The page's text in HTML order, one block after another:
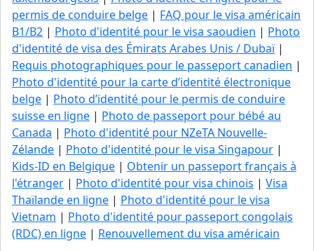
permis de conduire belge | FAQ pour le visa américain
B1/B2 | Photo d'identité pour le visa saoudien | Photo
d'identité de visa des Émirats Arabes Unis / Dubaï|
Requis photographiques pour le passeport canadien |
Photo d'identité pour la carte d’identité électronique
belge | Photo d’identité pour le permis de conduire
suisse en ligne | Photo de passeport pour bébé au
Canada | Photo d'identité pour NZeTA Nouvelle-
Zélande | Photo d'identité pour le visa Singapour |
Kids-ID en Belgique | Obtenir un passeport français à
l'étranger | Photo d'identité pour visa chinois | Visa
Thaïlande en ligne | Photo d'identité pour le visa
Vietnam | Photo d'identité pour passeport congolais
(RDC) en ligne | Renouvellement du visa américain